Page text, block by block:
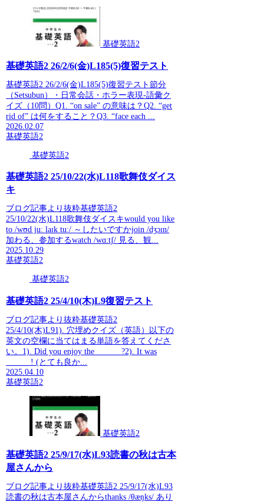
基礎英語2
基礎英語2 26/2/6(金)L185(5)復習テスト
基礎英語2 26/2/6(金)L185(5)復習テスト節分
（Setsubun）・日常会話・ホラー表現-語彙ク
イズ（10問）Q1. “on sale” の意味は？Q2. “get
rid of” は何をすること？Q3. “face each ...
2026.02.07
基礎英語2
基礎英語2
基礎英語2 25/10/22(水)L118歌舞伎ダイス
キ
ブログ記事より抜粋基礎英語2
25/10/22(水)L118歌舞伎ダイスキwould you like
to /wʊd juː laɪk tuː/ ～したいですかjoin /dʒɔɪn/
加わる、参加するwatch /wɑːtʃ/ 見る、観...
2025.10.29
基礎英語2
基礎英語2
基礎英語2 25/4/10(木)L9復習テスト
ブログ記事より抜粋基礎英語2
25/4/10(木)L91). 穴埋めクイズ（英語）以下の
英文の空欄に当てはまる単語を答えてくださ
い。1). Did you enjoy the ______?2). It was
______! (とても良か...
2025.04.10
基礎英語2
基礎英語2
基礎英語2 25/9/17(水)L93読書の秋は古本
屋さんから
ブログ記事より抜粋基礎英語2 25/9/17(水)L93
読書の秋は古本屋さんからthanks /θæŋks/ あり